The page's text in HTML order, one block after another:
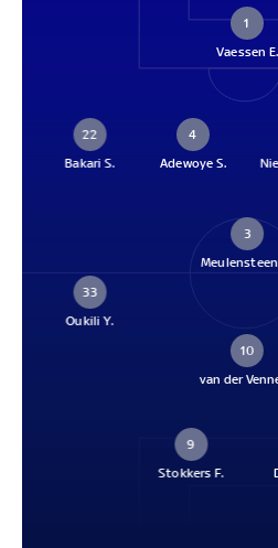
1
Vaessen E.
22
Bakari S.
4
Adewoye S.
3
Meulensteen
33
Oukili Y.
10
van der
9
Stokkers F.